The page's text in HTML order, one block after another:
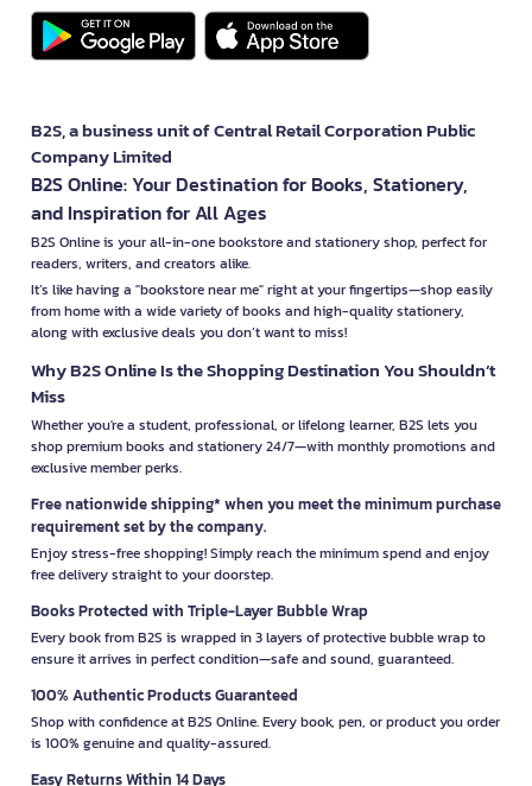
B2S, a business unit of Central Retail Corporation Public
Company Limited
B2S Online: Your Destination for Books, Stationery,
and Inspiration for All Ages
B2S Online is your all-in-one bookstore and stationery shop, perfect for
readers, writers, and creators alike.
It’s like having a "bookstore near me" right at your fingertips—shop easily
from home with a wide variety of books and high-quality stationery,
along with exclusive deals you don’t want to miss!
Why B2S Online Is the Shopping Destination You Shouldn’t
Miss
Whether you're a student, professional, or lifelong learner, B2S lets you
shop premium books and stationery 24/7—with monthly promotions and
exclusive member perks.
Free nationwide shipping* when you meet the minimum purchase
requirement set by the company.
Enjoy stress-free shopping! Simply reach the minimum spend and enjoy
free delivery straight to your doorstep.
Books Protected with Triple-Layer Bubble Wrap
Every book from B2S is wrapped in 3 layers of protective bubble wrap to
ensure it arrives in perfect condition—safe and sound, guaranteed.
100% Authentic Products Guaranteed
Shop with confidence at B2S Online. Every book, pen, or product you order
is 100% genuine and quality-assured.
Easy Returns Within 14 Days